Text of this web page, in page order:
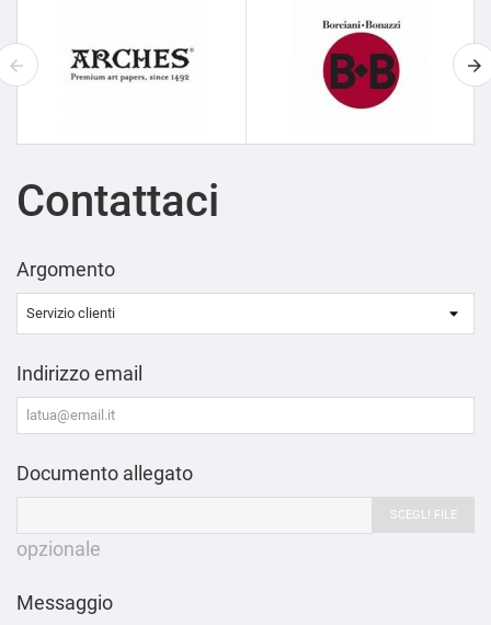
Contattaci
Argomento
Indirizzo email
Documento allegato
SCEGLI FILE
opzionale
Messaggio